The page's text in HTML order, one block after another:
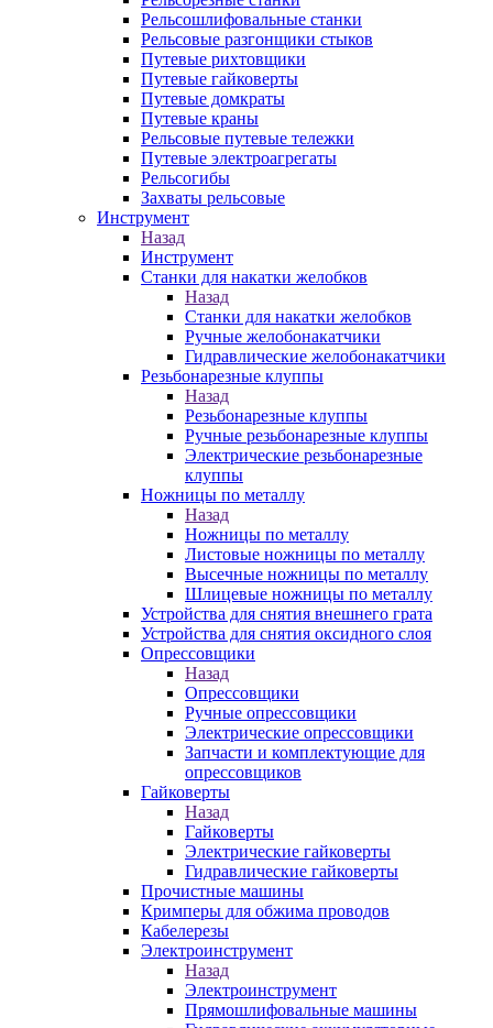
Рельсошлифовальные станки
Рельсовые разгонщики стыков
Путевые рихтовщики
Путевые гайковерты
Путевые домкраты
Путевые краны
Рельсовые путевые тележки
Путевые электроагрегаты
Рельсогибы
Захваты рельсовые
Инструмент
Назад
Инструмент
Станки для накатки желобков
Назад
Станки для накатки желобков
Ручные желобонакатчики
Гидравлические желобонакатчики
Резьбонарезные клуппы
Назад
Резьбонарезные клуппы
Ручные резьбонарезные клуппы
Электрические резьбонарезные
клуппы
Ножницы по металлу
Назад
Ножницы по металлу
Листовые ножницы по металлу
Высечные ножницы по металлу
Шлицевые ножницы по металлу
Устройства для снятия внешнего грата
Устройства для снятия оксидного слоя
Опрессовщики
Назад
Опрессовщики
Ручные опрессовщики
Электрические опрессовщики
Запчасти и комплектующие для
опрессовщиков
Гайковерты
Назад
Гайковерты
Электрические гайковерты
Гидравлические гайковерты
Прочистные машины
Кримперы для обжима проводов
Кабелерезы
Электроинструмент
Назад
Электроинструмент
Прямошлифовальные машины